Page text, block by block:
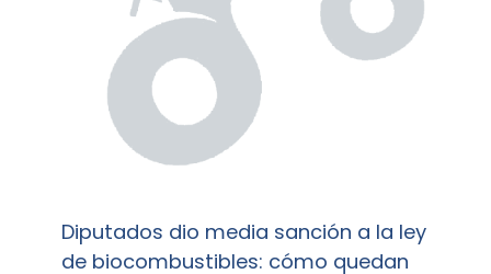
Diputados dio media sanción a la ley
de biocombustibles: cómo quedan